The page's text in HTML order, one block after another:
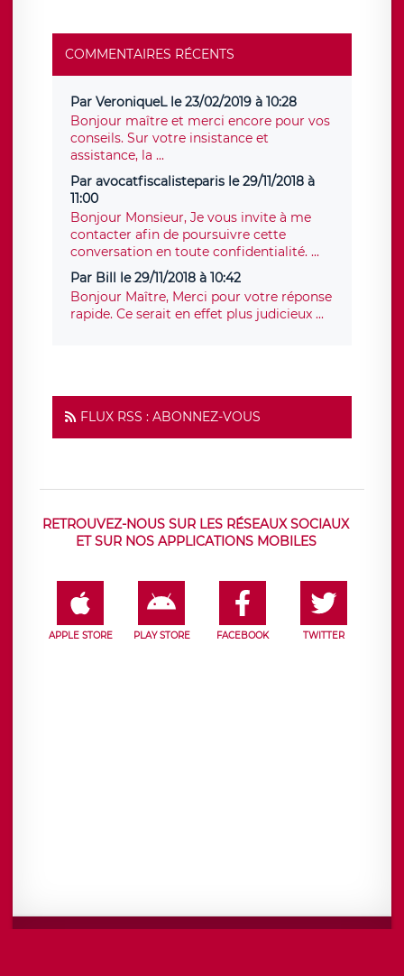
COMMENTAIRES RÉCENTS
Par VeroniqueL le 23/02/2019 à 10:28
Bonjour maître et merci encore pour vos
conseils. Sur votre insistance et
assistance, la ...
Par avocatfiscalisteparis le 29/11/2018 à
11:00
Bonjour Monsieur, Je vous invite à me
contacter afin de poursuivre cette
conversation en toute confidentialité. ...
Par Bill le 29/11/2018 à 10:42
Bonjour Maître, Merci pour votre réponse
rapide. Ce serait en effet plus judicieux ...
FLUX RSS : ABONNEZ-VOUS
RETROUVEZ-NOUS SUR LES RÉSEAUX SOCIAUX
ET SUR NOS APPLICATIONS MOBILES
APPLE STORE PLAY STORE FACEBOOK TWITTER